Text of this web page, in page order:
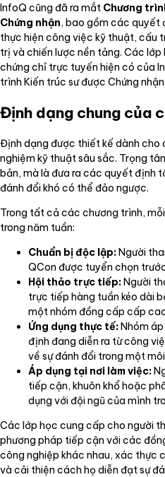
InfoQ cũng đã ra mắt Chương
Chứng nhận, bao gồm các quyết
thực hiện công việc kỹ thuật, cấu
trị và chiến lược nền tảng. Các
chứng chỉ trực tuyến hiện có của
trình Kiến trúc sư được Chứng nhận.
Định dạng chung của
Định dạng được thiết kế dành cho
nghiệm kỹ thuật sâu sắc. Trọng
bản, mà là đưa ra các quyết định
đánh đổi khó có thể đảo ngược.
Trong tất cả các chương trình,
trong năm tuần:
Chuẩn bị độc lập:Người
QCon được tuyển chọn
Hội thảo trực tiếp:Người
trực tiếp hàng tuần kéo dài
một nhóm đồng cấp cấp
Ứng dụng thực tế:Nhóm
định đang diễn ra từ công
về sự đánh đổi trong một
Áp dụng tại nơi làm việc:
tiếp cận, khuôn khổ hoặc
dụng với đội ngũ của mình
Các lớp học cung cấp cho người
phương pháp tiếp cận với các
công nghiệp khác nhau, xác thực
và cải thiện cách họ diễn đạt sự